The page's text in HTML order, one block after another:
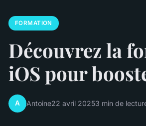
FORMATION
Découvrez la
iOS pour
A Antoine22 avril 20253 min de